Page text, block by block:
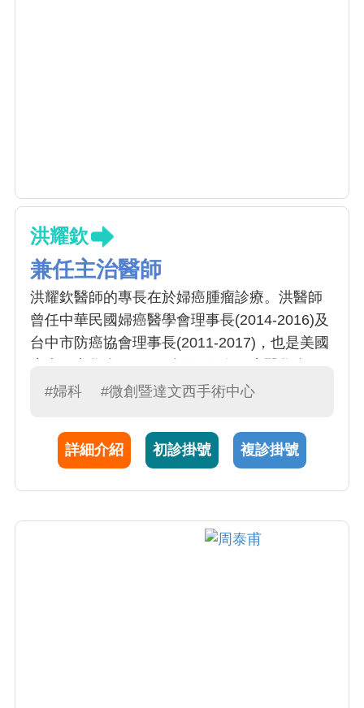
洪耀欽
兼任主治醫師
洪耀欽醫師的專長在於婦癌腫瘤診療。洪醫師
曾任中華民國婦癌醫學會理事長(2014-2016)及
台中市防癌協會理事長(2011-2017)，也是美國
(IGCS)會員及亞洲婦癌研究團體(AGOG)理事,
頸癌,子宮內膜癌及卵巢癌)之診斷,根除性/減積/
分期手術及化學治療(或合併放射線治療), 細胞
診斷治療, (4)月經失調不適診治, (5)更年期障礙
#婦科 #微創暨達文西手術中心
詳細介紹 初診掛號 複診掛號